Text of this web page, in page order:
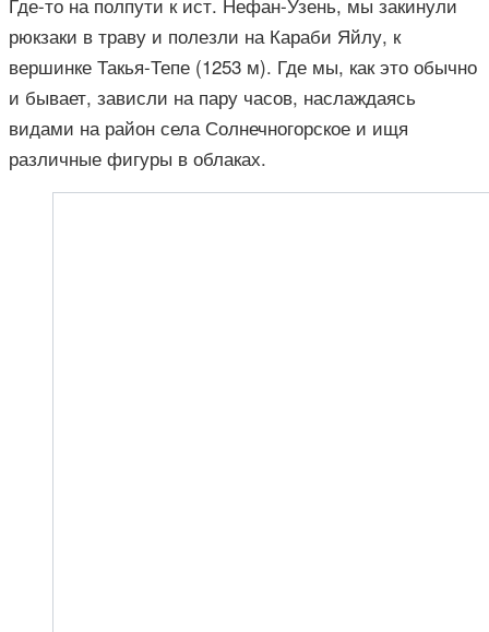
рюкзаки в траву и полезли на Караби Яйлу, к
вершинке Такья-Тепе (1253 м). Где мы, как это обычно
и бывает, зависли на пару часов, наслаждаясь
видами на район села Солнечногорское и ищя
различные фигуры в облаках.